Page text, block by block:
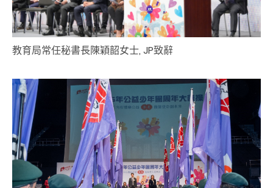
教育局常任秘書長陳穎韶女士, JP致辭